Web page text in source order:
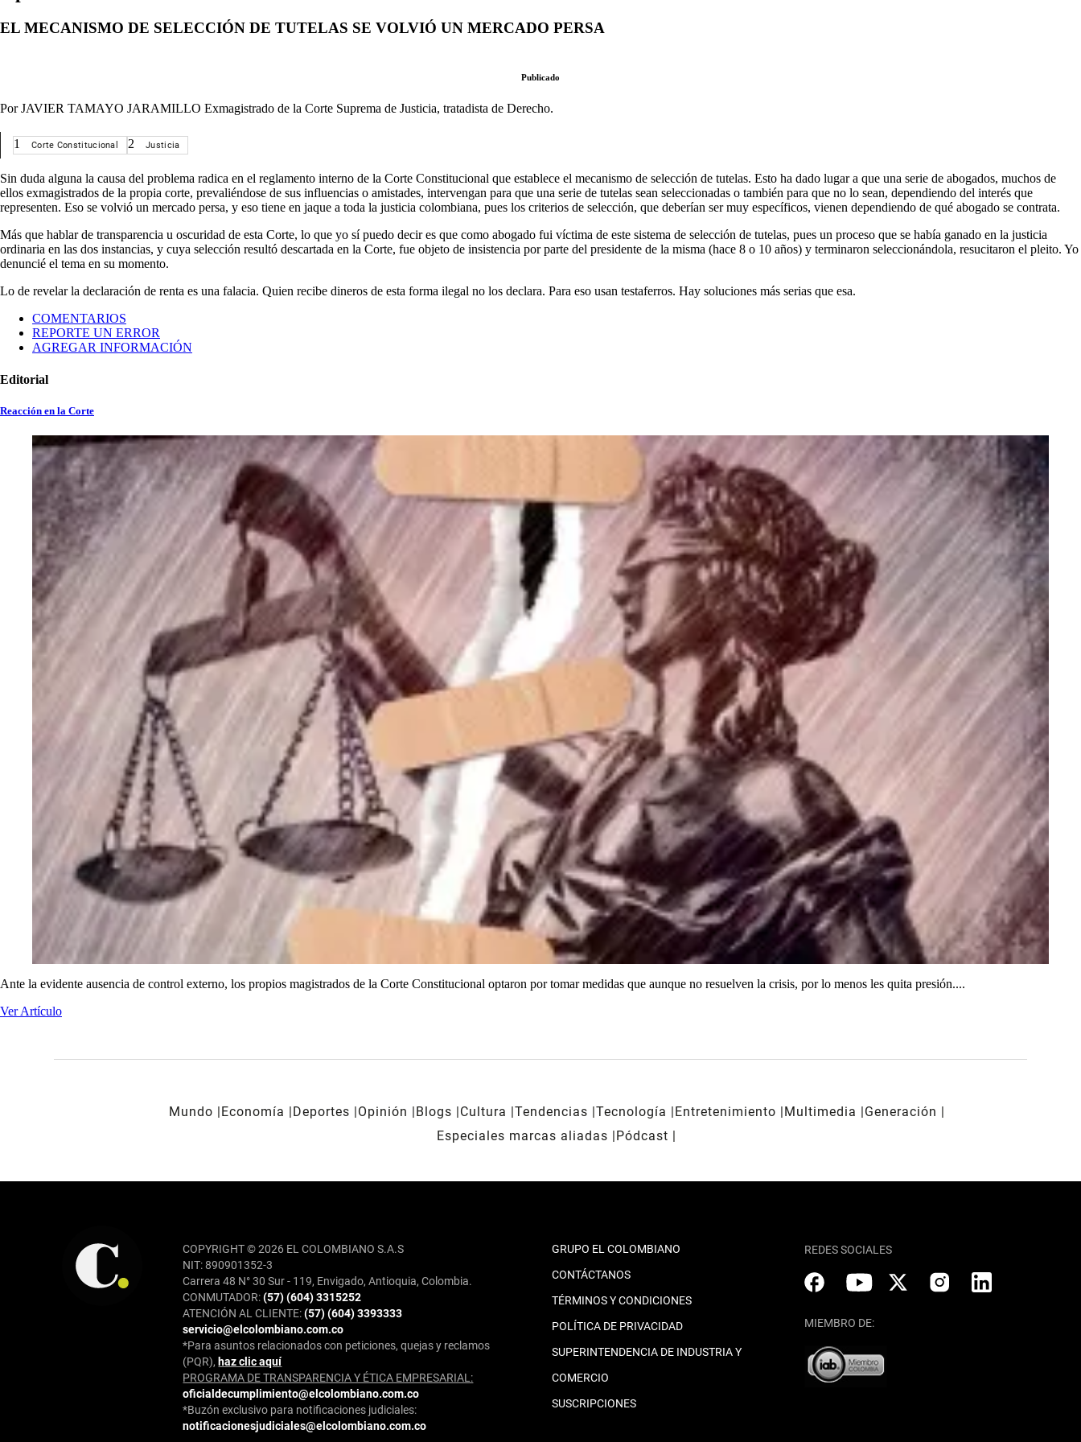
EL MECANISMO DE SELECCIÓN DE TUTELAS SE VOLVIÓ UN MERCADO PERSA
Publicado
Por JAVIER TAMAYO JARAMILLO Exmagistrado de la Corte Suprema de Justicia, tratadista de Derecho.
1 Corte Constitucional 2 Justicia
Sin duda alguna la causa del problema radica en el reglamento interno de la Corte Constitucional que establece el mecanismo de selección de tutelas. Esto ha dado lugar a que una serie de abogados, muchos de
ellos exmagistrados de la propia corte, prevaliéndose de sus influencias o amistades, intervengan para que una serie de tutelas sean seleccionadas o también para que no lo sean, dependiendo del interés que
representen. Eso se volvió un mercado persa, y eso tiene en jaque a toda la justicia colombiana, pues los criterios de selección, que deberían ser muy específicos, vienen dependiendo de qué abogado se contrata.
Más que hablar de transparencia u oscuridad de esta Corte, lo que yo sí puedo decir es que como abogado fui víctima de este sistema de selección de tutelas, pues un proceso que se había ganado en la justicia
ordinaria en las dos instancias, y cuya selección resultó descartada en la Corte, fue objeto de insistencia por parte del presidente de la misma (hace 8 o 10 años) y terminaron seleccionándola, resucitaron el pleito. Yo
denuncié el tema en su momento.
Lo de revelar la declaración de renta es una falacia. Quien recibe dineros de esta forma ilegal no los declara. Para eso usan testaferros. Hay soluciones más serias que esa.
COMENTARIOS
REPORTE UN ERROR
AGREGAR INFORMACIÓN
Editorial
Reacción en la Corte
Ante la evidente ausencia de control externo, los propios magistrados de la Corte Constitucional optaron por tomar medidas que aunque no resuelven la crisis, por lo menos les quita presión....
Ver Artículo
Mundo Economía Deportes Opinión Blogs Cultura Tendencias Tecnología Entretenimiento Multimedia
Generación
Especiales marcas aliadas
Pódcast
COPYRIGHT © 2026 EL COLOMBIANO S.A.S
NIT: 890901352-3
Carrera 48 N° 30 Sur - 119, Envigado, Antioquia, Colombia.
CONMUTADOR:(57) (604) 3315252
ATENCIÓN AL CLIENTE:(57) (604) 3393333
servicio@elcolombiano.com.co
*Para asuntos relacionados con peticiones, quejas y reclamos
(PQR), haz clic aquí
PROGRAMA DE TRANSPARENCIA Y ÉTICA EMPRESARIAL:
oficialdecumplimiento@elcolombiano.com.co
*Buzón exclusivo para notificaciones judiciales:
notificacionesjudiciales@elcolombiano.com.co
GRUPO EL COLOMBIANO
CONTÁCTANOS
TÉRMINOS Y CONDICIONES
POLÍTICA DE PRIVACIDAD
SUPERINTENDENCIA DE INDUSTRIA Y
COMERCIO
SUSCRIPCIONES
REDES SOCIALES
MIEMBRO DE: